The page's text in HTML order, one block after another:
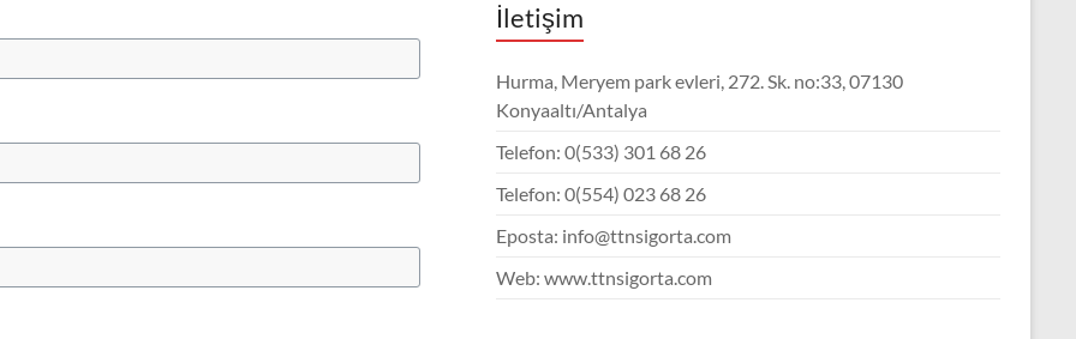
İletişim
Hurma, Meryem park evleri, 272. Sk. no:33, 07130
Konyaaltı/Antalya
Telefon: 0(533) 301 68 26
Telefon: 0(554) 023 68 26
Eposta: info@ttnsigorta.com
Web: www.ttnsigorta.com